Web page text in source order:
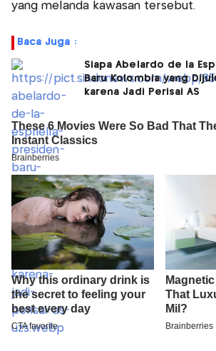
yang melanda kawasan tersebut.
Baca Juga :
Siapa Abelardo de la
Baru Kolombia yang
karena Jadi Perisai AS